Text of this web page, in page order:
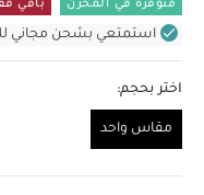
متوفرة في المخزن باقي فقط 2 في
استمتعي بشحن مجاني
اختر بحجم:
مقاس واحد